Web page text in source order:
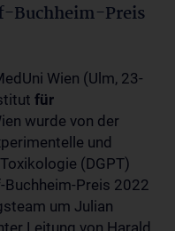
Buchheim-Preis
Wien (Ulm, 23-
für
wurde von der
und
(DGPT)
Preis 2022
um Julian
Leitung von Harald